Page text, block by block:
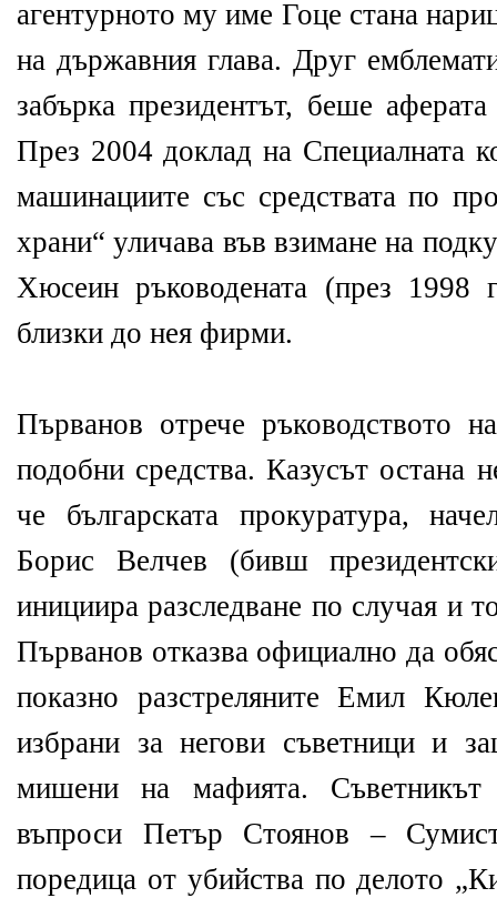
агентурното му име Гоце стана
на държавния глава. Друг
забърка президентът, беше
През 2004 доклад на Специалната
машинациите със средствата по
храни“ уличава във взимане на
Хюсеин ръководената (през
близки до нея фирми.
Първанов отрече ръководството
подобни средства. Казусът остана
че българската прокуратура,
Борис Велчев (бивш
инициира разследване по случая и
Първанов отказва официално да
показно разстреляните Емил
избрани за негови съветници и
мишени на мафията.
въпроси Петър Стоянов –
поредица от убийства по делото